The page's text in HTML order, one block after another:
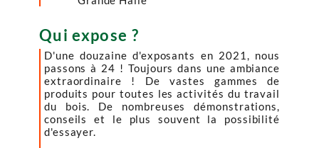
Qui expose ?
D'une douzaine d'exposants en 2021, nous
passons à 24 ! Toujours dans une ambiance
extraordinaire ! De vastes gammes de
produits pour toutes les activités du travail
du bois. De nombreuses démonstrations,
conseils et le plus souvent la possibilité
d'essayer.